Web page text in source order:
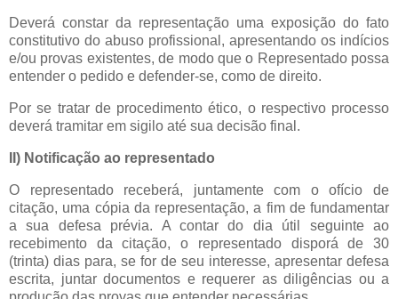
Deverá constar da representação uma exposição do fato
constitutivo do abuso profissional, apresentando os indícios
e/ou provas existentes, de modo que o Representado possa
entender o pedido e defender-se, como de direito.
Por se tratar de procedimento ético, o respectivo processo
deverá tramitar em sigilo até sua decisão final.
II) Notificação ao representado
O representado receberá, juntamente com o ofício de
citação, uma cópia da representação, a fim de fundamentar
a sua defesa prévia. A contar do dia útil seguinte ao
recebimento da citação, o representado disporá de 30
(trinta) dias para, se for de seu interesse, apresentar defesa
escrita, juntar documentos e requerer as diligências ou a